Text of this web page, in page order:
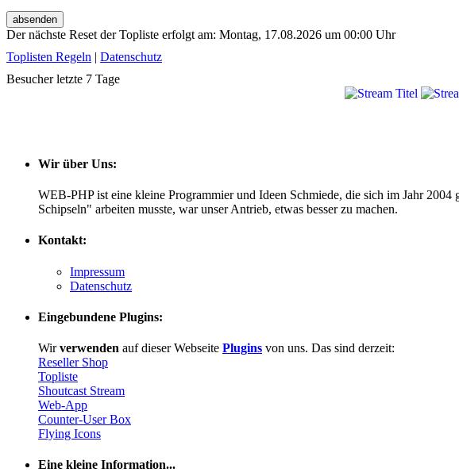
absenden
Der nächste Reset der Topliste erfolgt am: Montag, 17.08.2026 um 00:00 Uhr
Toplisten Regeln | Datenschutz
Besucher letzte 7 Tage
Wir über Uns:
WEB-PHP ist eine kleine Programmier und Ideen Schmiede, die sich im Jahr
Schipseln" arbeiten musste, war unser Antrieb, etwas besser zu machen.
Kontakt:
Impressum
Datenschutz
Eingebundene Plugins:
Wirverwenden auf dieser Webseite Plugins von uns. Das sind derzeit:
Reseller Shop
Topliste
Shoutcast Stream
Web-App
Counter-User Box
Flying Icons
Eine kleine Information...